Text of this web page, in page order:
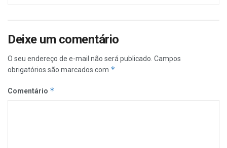
Deixe um comentário
O seu endereço de e-mail não será publicado. Campos
obrigatórios são marcados com *
Comentário *